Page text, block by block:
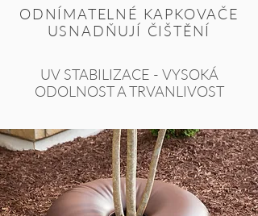
ODNÍMATELNÉ KAPKOVAČE
USNADŇUJÍ ČIŠTĚNÍ
UV STABILIZACE - VYSOKÁ
ODOLNOST A TRVANLIVOST